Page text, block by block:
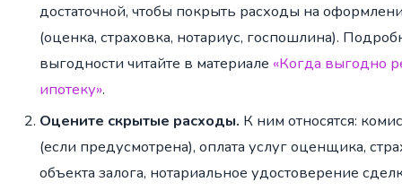
достаточной, чтобы покрыть расходы на
(оценка, страховка, нотариус, госпошлина).
выгодности читайте в материале «Когда выгодно
ипотеку».
Оцените скрытые расходы. К ним относятся:
(если предусмотрена), оплата услуг оценщика,
объекта залога, нотариальное удостоверение